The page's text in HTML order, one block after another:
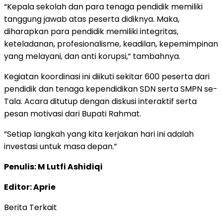
“Kepala sekolah dan para tenaga pendidik memiliki
tanggung jawab atas peserta didiknya. Maka,
diharapkan para pendidik memiliki integritas,
keteladanan, profesionalisme, keadilan, kepemimpinan
yang melayani, dan anti korupsi,” tambahnya.
Kegiatan koordinasi ini diikuti sekitar 600 peserta dari
pendidik dan tenaga kependidikan SDN serta SMPN se-
Tala. Acara ditutup dengan diskusi interaktif serta
pesan motivasi dari Bupati Rahmat.
“Setiap langkah yang kita kerjakan hari ini adalah
investasi untuk masa depan.”
Penulis: M Lutfi Ashidiqi
Editor: Aprie
Berita Terkait